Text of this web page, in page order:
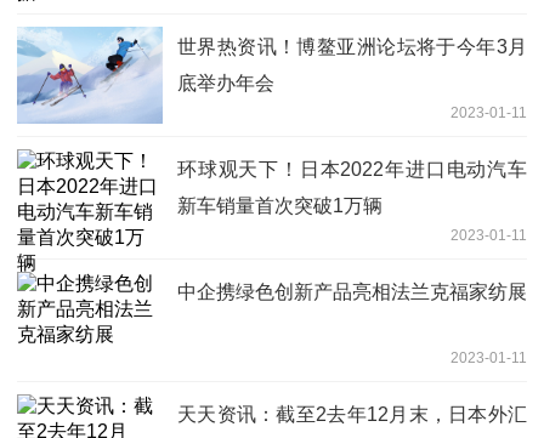
世界热资讯！博鳌亚洲论坛将于今年3月
底举办年会
2023-01-11
环球观天下！日本2022年进口电动汽车
新车销量首次突破1万辆
2023-01-11
中企携绿色创新产品亮相法兰克福家纺展
2023-01-11
天天资讯：截至2去年12月末，日本外汇